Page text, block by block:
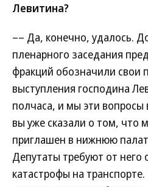
Левитина?
–– Да, конечно, удалось.
пленарного заседания
фракций обозначили свои
выступления господина
полчаса, и мы эти
вы уже сказали о том, что
приглашен в нижнюю
Депутаты требуют от него
катастрофы на